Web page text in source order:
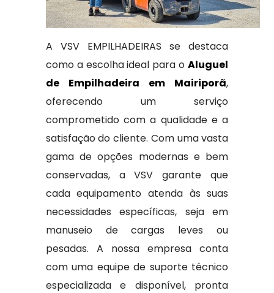
A VSV EMPILHADEIRAS se destaca
como a escolha ideal para oAluguel
de Empilhadeira em Mairiporã,
oferecendo um serviço
comprometido com a qualidade e a
satisfação do cliente. Com uma vasta
gama de opções modernas e bem
conservadas, a VSV garante que
cada equipamento atenda às suas
necessidades específicas, seja em
manuseio de cargas leves ou
pesadas. A nossa empresa conta
com uma equipe de suporte técnico
especializada e disponível, pronta